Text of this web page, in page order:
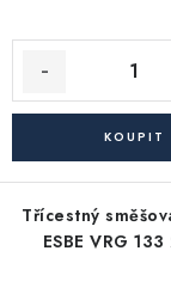
Třícestný
ESBE VRG